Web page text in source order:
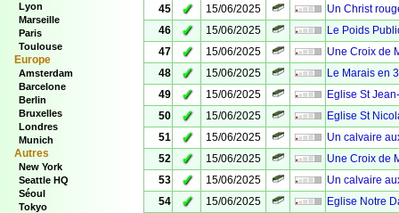
Lyon
Marseille
Paris
Toulouse
Europe
Amsterdam
Barcelone
Berlin
Bruxelles
Londres
Munich
Autres
New York
Seattle HQ
Séoul
Tokyo
45
✓ 15/06/2025
Un Christ
46
✓ 15/06/2025
Le Poids
47
✓ 15/06/2025
Une Croix de
48
✓ 15/06/2025
Le Marais en
49
✓ 15/06/2025
Eglise St
50
✓ 15/06/2025
Eglise St
51
✓ 15/06/2025
Un calvaire
52
✓ 15/06/2025
Une Croix de
53
✓ 15/06/2025
Un calvaire
54
✓ 15/06/2025
Eglise Notre